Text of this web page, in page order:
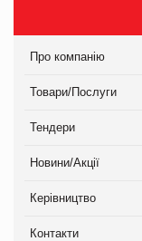
Про компанію
Товари/Послуги
Тендери
Новини/Акції
Керівництво
Контакти